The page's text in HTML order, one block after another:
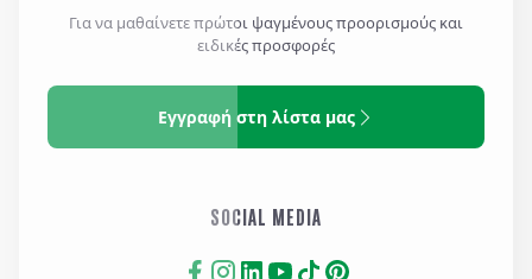
Για να μαθαίνετε πρώτοι ψαγμένους προορισμούς και
ειδικές προσφορές
Εγγραφή στη λίστα μας
SOCIAL MEDIA